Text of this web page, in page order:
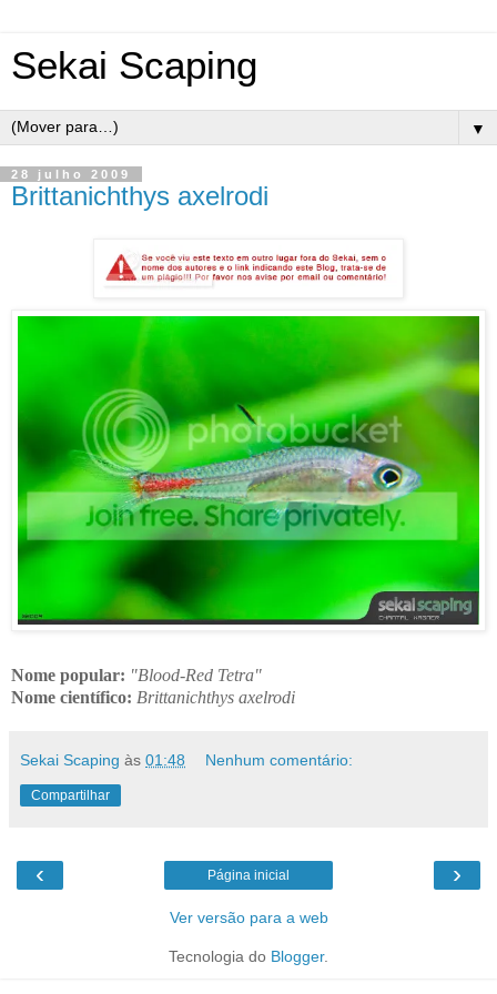
Sekai Scaping
▼
28 julho 2009
Brittanichthys axelrodi
Nome popular: "Blood-Red Tetra"
Nome científico: Brittanichthys axelrodi
Sekai Scaping às 01:48 Nenhum comentário:
Compartilhar
‹ ›
Página inicial
Ver versão para a web
Tecnologia do Blogger.